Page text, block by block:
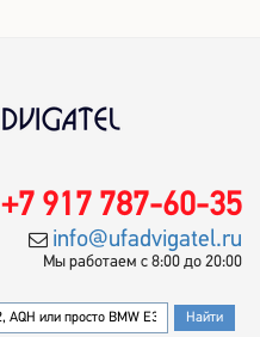
+7 917 787-60-35
info@ufadvigatel.ru
Мы работаем с 8:00 до 20:00